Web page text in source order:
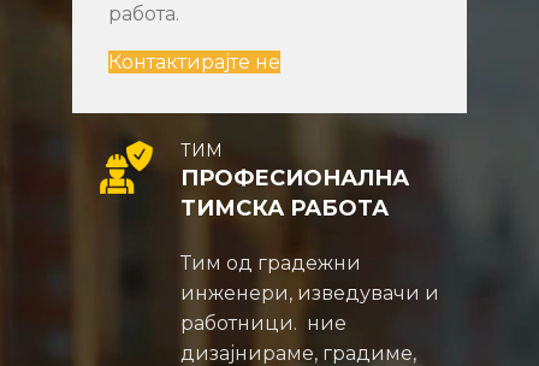
работа.
Контактирајте не
ТИМ
ПРОФЕСИОНАЛНА
ТИМСКА РАБОТА
Тим од градежни
инженери, изведувачи и
работници. ние
дизајнираме, градиме,